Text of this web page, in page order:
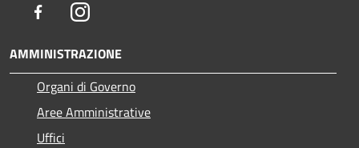
FacebookInstagram
AMMINISTRAZIONE
Organi di Governo
Aree Amministrative
Uffici